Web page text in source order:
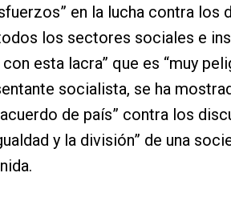
en la lucha contra los
los sectores sociales e
esta lacra” que es “muy
socialista, se ha
de país” contra los
y la división” de una